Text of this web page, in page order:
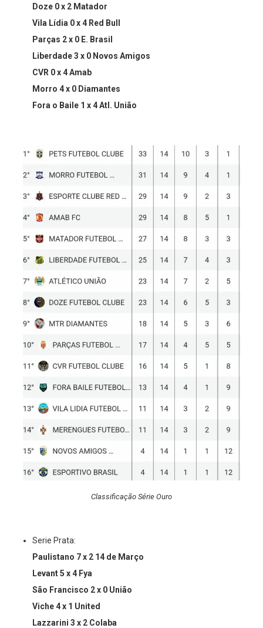
Doze 0 x 2 Matador ⁣⁣
Vila Lídia 0 x 4 Red Bull ⁣⁣
Parças 2 x 0 E. Brasil ⁣⁣
Liberdade 3 x 0 Novos Amigos ⁣⁣
CVR 0 x 4 Amab ⁣⁣
Morro 4 x 0 Diamantes⁣⁣
Fora o Baile 1 x 4 Atl. União ⁣⁣
Classificação Série Ouro
Serie Prata: ⁣⁣
Paulistano 7 x 2 14 de Março ⁣⁣
Levant 5 x 4 Fya⁣⁣
São Francisco 2 x 0 União ⁣⁣
Viche 4 x 1 United ⁣⁣